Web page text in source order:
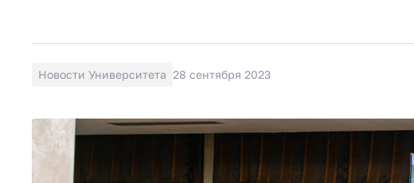
Новости Университета 28 сентября 2023